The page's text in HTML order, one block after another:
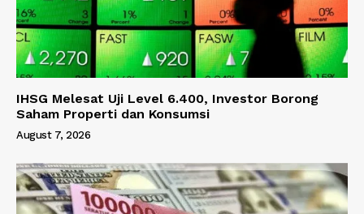
IHSG Melesat Uji Level 6.400, Investor Borong
Saham Properti dan Konsumsi
August 7, 2026